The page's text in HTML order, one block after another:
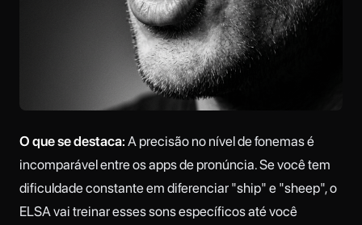
O que se destaca: A precisão no nível de fonemas é
incomparável entre os apps de pronúncia. Se você tem
dificuldade constante em diferenciar "ship" e "sheep", o
ELSA vai treinar esses sons específicos até você